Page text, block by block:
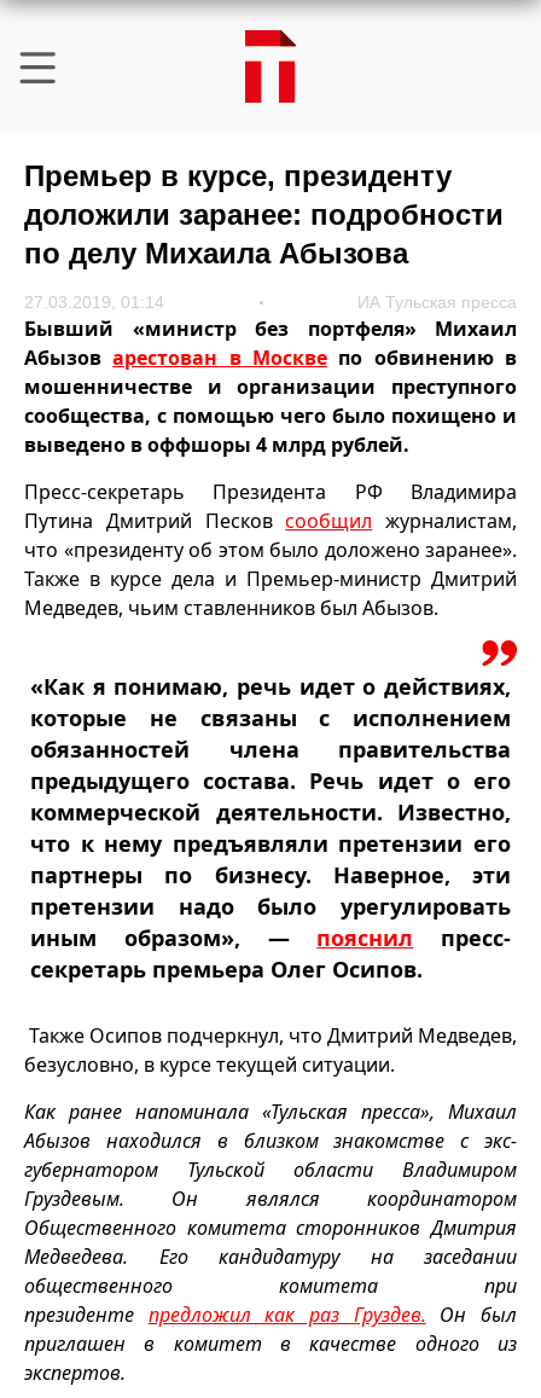
Премьер в курсе, президенту
доложили заранее: подробности
по делу Михаила Абызова
27.03.2019, 01:14 ИА Тульская пресса
Бывший «министр без портфеля» Михаил
Абызоварестован в Москве по обвинению в
мошенничестве и организации преступного
сообщества, с помощью чего было похищено и
выведено в оффшоры 4 млрд рублей.
Пресс-секретарь Президента РФ Владимира
Путина Дмитрий Песковсообщил журналистам,
что «президенту об этом было доложено заранее».
Также в курсе дела и Премьер-министр Дмитрий
Медведев, чьим ставленников был Абызов.
«Как я понимаю, речь идет о действиях,
которые не связаны с исполнением
обязанностей члена правительства
предыдущего состава. Речь идет о его
коммерческой деятельности. Известно,
что к нему предъявляли претензии его
партнеры по бизнесу. Наверное, эти
претензии надо было урегулировать
иным образом», — пояснил пресс-
секретарь премьера Олег Осипов.
Также Осипов подчеркнул, что Дмитрий Медведев,
безусловно, в курсе текущей ситуации.
Как ранее напоминала «Тульская пресса», Михаил
Абызов находился в близком знакомстве с экс-
губернатором Тульской области Владимиром
Груздевым. Он являлся координатором
Общественного комитета сторонников Дмитрия
Медведева. Его кандидатуру на заседании
общественного комитета при
президенте предложил как раз Груздев. Он был
приглашен в комитет в качестве одного из
экспертов.